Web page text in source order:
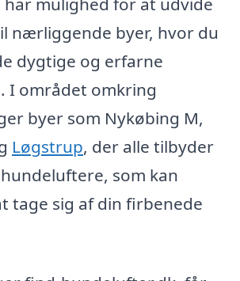
nærliggende byer, hvor du
dygtige og erfarne
I området omkring
byer som Nykøbing M,
Løgstrup, der alle tilbyder
som kan
tage sig af din firbenede